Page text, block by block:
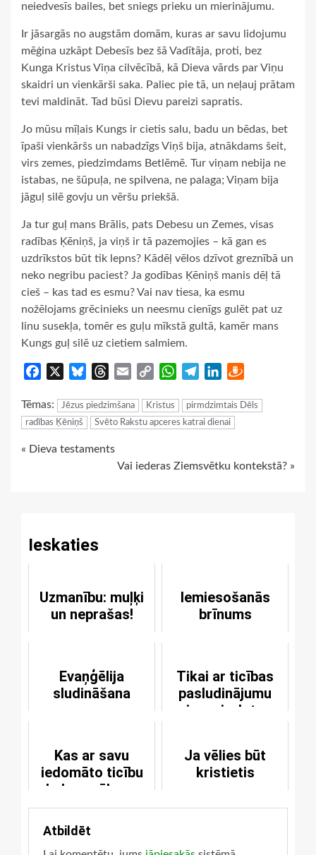
neiedvesīs bailes, bet sniegs prieku un mierinājumu.
Ir jāsargās no augstām domām, kuras ar savu lidojumu
mēģina uzkāpt Debesīs bez šā Vadītāja, proti, bez
Kunga Kristus Viņa cilvēcībā, kā Dieva vārds par Viņu
skaidri un vienkārši saka. Paliec pie tā, un neļauj prātam
tevi maldināt. Tad būsi Dievu pareizi sapratis.
Jo mūsu mīļais Kungs ir cietis salu, badu un bēdas, bet
īpaši vienkāršs un nabadzīgs Viņš bija, atnākdams šeit,
virs zemes, piedzimdams Betlēmē. Tur viņam nebija ne
istabas, ne šūpuļa, ne spilvena, ne palaga; Viņam bija
jāguļ silē govju un vēršu priekšā.
Ja tur guļ mans Brālis, pats Debesu un Zemes, visas
radības Ķēniņš, ja viņš ir tā pazemojies – kā gan es
uzdrīkstos būt tik lepns? Kādēļ vēlos dzīvot greznībā un
neko negribu paciest? Ja godības Ķēniņš manis dēļ tā
cieš – kas tad es esmu? Vai nav tiesa, ka esmu
nožēlojams grēcinieks un neesmu cienīgs gulēt pat uz
linu susekļa, tomēr es guļu mīkstā gultā, kamēr mans
Kungs guļ silē uz cietiem salmiem.
Facebook BlueskyThreads
Email
Copy
WhatsApp
TelegramLinkedIn
Tēmas: Jēzus piedzimšana Kristus
pirmdzimtais Dēls
radības Ķēniņš
Svēto Rakstu apceres katrai dienai
Continue
« Dieva testaments
Vai iederas Ziemsvētku kontekstā? »
Ieskaties
Uzmanību: muļķi
un neprašas!
Iemiesošanās
brīnums
Evaņģēlija
sludināšana
Tikai ar ticības
pasludinājumu
jums ir dots
Kas ar savu
iedomāto ticību
kalpo grēkam,
nepazīst Dievu
Ja vēlies būt
kristietis
Atbildēt